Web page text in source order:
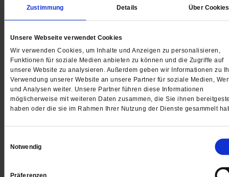
Zustimmung Details Über Cookies
Unsere Webseite verwendet Cookies
Wir verwenden Cookies, um Inhalte und Anzeigen zu personalisieren,
Funktionen für soziale Medien anbieten zu können und die Zugriffe auf
unsere Website zu analysieren. Außerdem geben wir Informationen zu
Verwendung unserer Website an unsere Partner für soziale Medien,
und Analysen weiter. Unsere Partner führen diese Informationen
möglicherweise mit weiteren Daten zusammen, die Sie ihnen
haben oder die sie im Rahmen Ihrer Nutzung der Dienste gesammelt
Notwendig
Präferenzen
Und die Religion ward Oper
machte er die Bayreuther Festspiele zum
seine eigene Gemeinde. Derzeit zelebrieren die
Jubiläum. /mehr
vonPaul Kreiner